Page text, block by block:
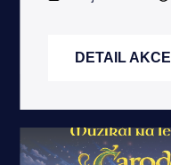
DETAIL AKCE